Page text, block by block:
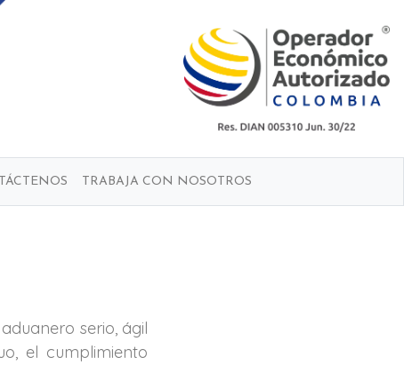
TRABAJA CON NOSOTROS
serio, ágil
el cumplimiento